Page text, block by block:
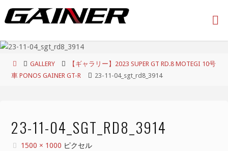
ン
ン
ホ
ー
GALLERY
【ギャラリー】2023 SUPER GT RD.8 MOTEGI 10号
車 PONOS GAINER GT-R
23-11-04_sgt_rd8_3914
23-11-04_SGT_RD8_3914
フ
1500 × 1000 ピクセル